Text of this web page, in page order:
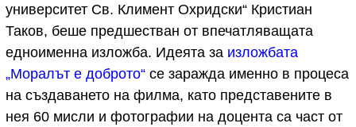
университет Св. Климент Охридски“ Кристиан
Таков, беше предшестван от впечатляващата
едноименна изложба. Идеята за изложбата
„Моралът е доброто“ се заражда именно в процеса
на създаването на филма, като представените в
нея 60 мисли и фотографии на доцента са част от